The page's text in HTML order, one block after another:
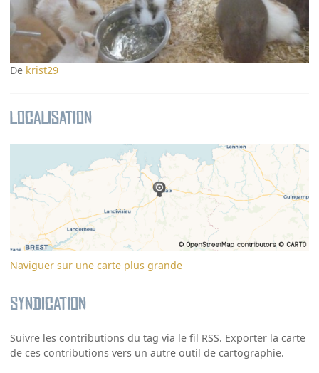
De krist29
Localisation
Naviguer sur une carte plus grande
Syndication
Suivre les contributions du tag via le fil RSS. Exporter la carte
de ces contributions vers un autre outil de cartographie.